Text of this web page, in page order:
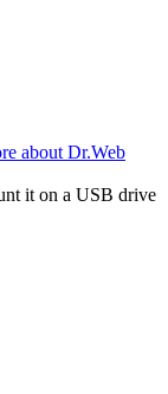
about Dr.Web
it on a USB drive